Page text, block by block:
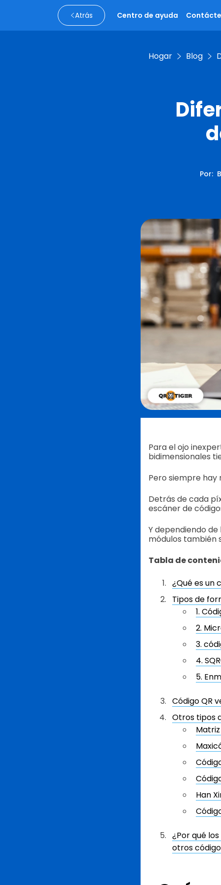
Atrás Centro de ayuda
Hogar Blog
Por:
Para el ojo
bidimensionales
Pero siempre hay
Detrás de cada
escáner de
Y dependiendo
módulos también
Tabla de
¿Qué es un
Tipos de
1.
2.
3.
4.
5.
Código QR
Otros tipos
Han
¿Por qué
otros